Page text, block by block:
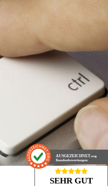
AUSGEZEICHNET.org
Kundenbewertungen
SEHR GUT